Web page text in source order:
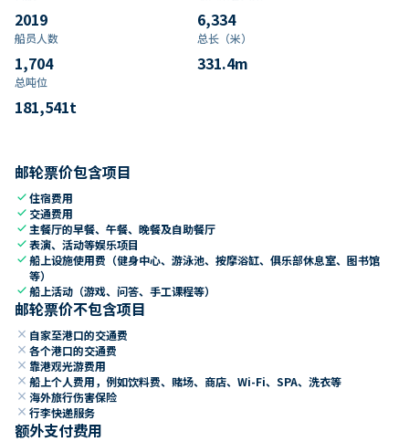
2019 6,334
船员人数
1,704
总长（米）
331.4m
总吨位
181,541t
邮轮票价包含项目
check住宿费用
check 交通费用
check 主餐厅的早餐、午餐、晚餐及自助餐厅
check表演、活动等娱乐项目
check船上设施使用费（健身中心、游泳池、按摩浴缸、俱乐部休息室、图书馆
等）
check船上活动（游戏、问答、手工课程等）
邮轮票价不包含项目
close 自家至港口的交通费
close 各个港口的交通费
close 靠港观光游费用
close 船上个人费用，例如饮料费、赌场、商店、Wi-Fi、SPA、洗衣等
close 海外旅行伤害保险
close 行李快递服务
额外支付费用